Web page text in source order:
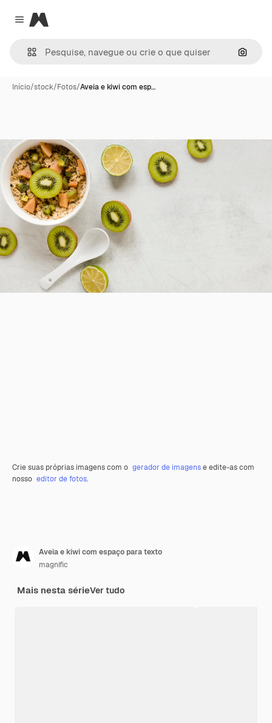
Close menu
Magnific
Início/stock/Fotos/Aveia e kiwi com esp…
Crie suas próprias imagens com o gerador de imagense edite-as com
nosso editor de fotos.
Aveia e kiwi com espaço para texto
magnific
Mais nesta sérieVer tudo